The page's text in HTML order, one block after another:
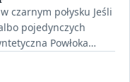
czarnym połysku Jeśli
pojedynczych
Powłoka…